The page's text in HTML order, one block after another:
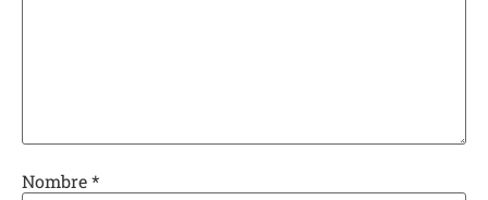
Nombre*